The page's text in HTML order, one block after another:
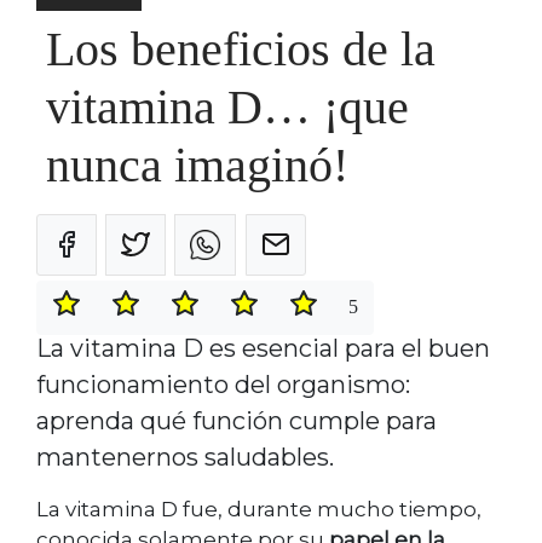
Los beneficios de la
vitamina D… ¡que
nunca imaginó!
5
La vitamina D es esencial para el buen
funcionamiento del organismo:
aprenda qué función cumple para
mantenernos saludables.
La vitamina D fue, durante mucho tiempo,